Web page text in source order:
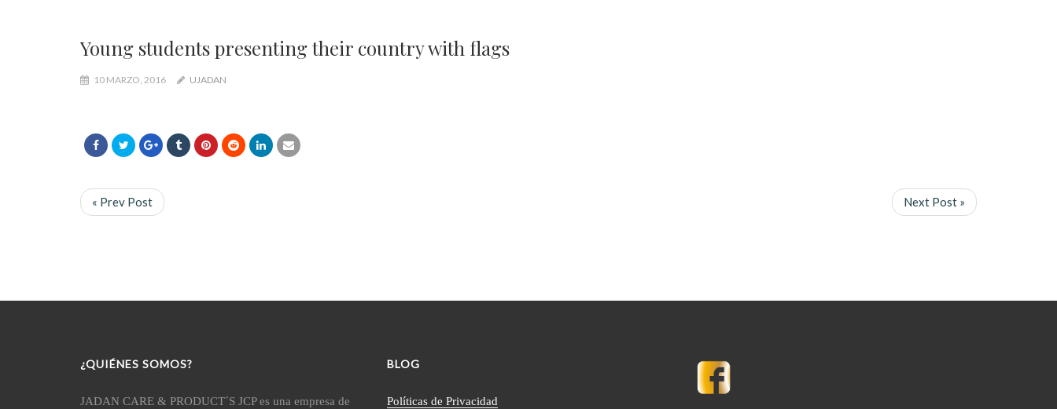
Young students presenting their country with flags
10 MARZO, 2016 UJADAN
« Prev Post Next Post »
¿QUIÉNES SOMOS?
JADAN CARE & PRODUCT´S JCP es una empresa de
BLOG
Políticas de Privacidad